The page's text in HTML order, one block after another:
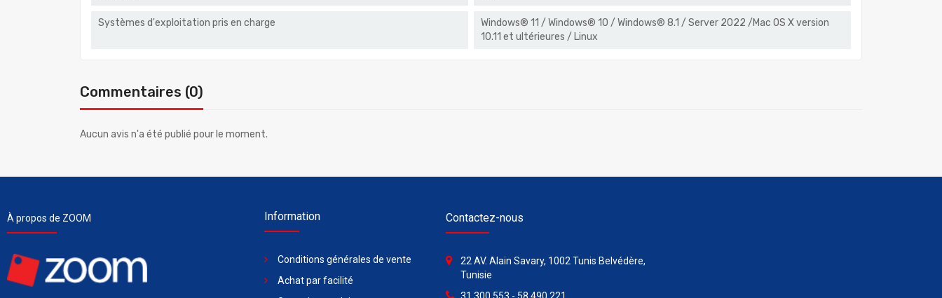
Systèmes d'exploitation pris en charge
Windows® 11 / Windows® 10 / Windows® 8.1 / Server 2022 /Mac OS X version
10.11 et ultérieures / Linux
Commentaires (0)
Aucun avis n'a été publié pour le moment.
À propos de ZOOM Information
Conditions générales de vente
Achat par facilité
Contactez-nous
22 AV. Alain Savary, 1002 Tunis Belvédère,
Tunisie